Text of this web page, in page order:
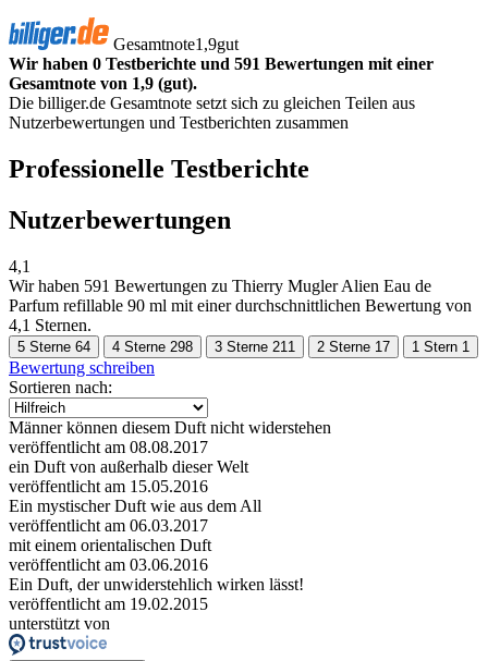
Gesamtnote1,9gut
Wir haben 0 Testberichte und 591 Bewertungen mit einer
Gesamtnote von 1,9 (gut).
Die billiger.de Gesamtnote setzt sich zu gleichen Teilen aus
Nutzerbewertungen und Testberichten zusammen
Professionelle Testberichte
Nutzerbewertungen
4,1
Wir haben 591 Bewertungen zu Thierry Mugler Alien Eau de
Parfum refillable 90 ml mit einer durchschnittlichen Bewertung von
4,1 Sternen.
5 Sterne 64 4 Sterne 298 3 Sterne 211 2 Sterne 17 1 Stern 1
Bewertung schreiben
Sortieren nach:
Männer können diesem Duft nicht widerstehen
veröffentlicht am 08.08.2017
ein Duft von außerhalb dieser Welt
veröffentlicht am 15.05.2016
Ein mystischer Duft wie aus dem All
veröffentlicht am 06.03.2017
mit einem orientalischen Duft
veröffentlicht am 03.06.2016
Ein Duft, der unwiderstehlich wirken lässt!
veröffentlicht am 19.02.2015
unterstützt von